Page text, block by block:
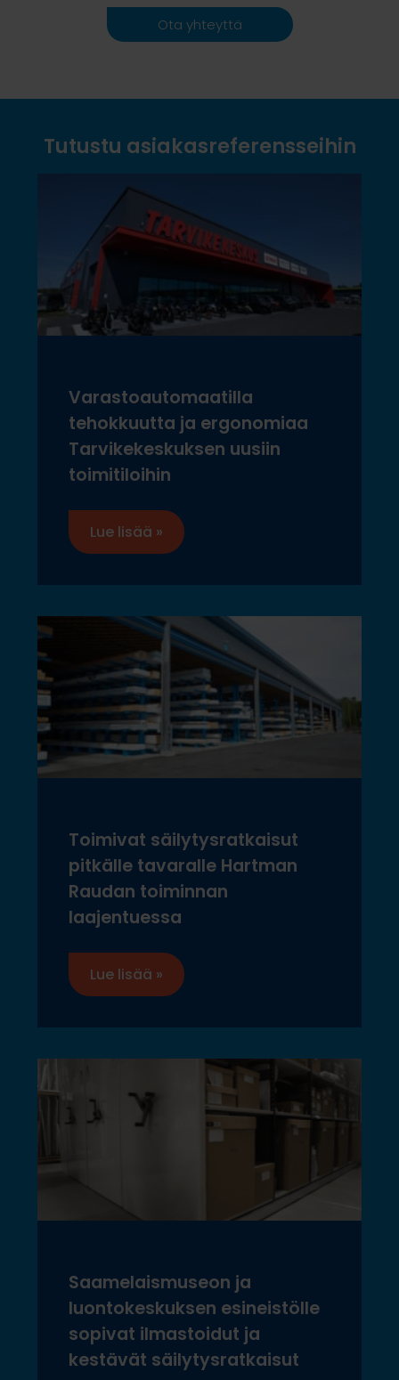
Ota yhteyttä
Tutustu asiakasreferensseihin
Varastoautomaatilla
tehokkuutta ja ergonomiaa
Tarvikekeskuksen uusiin
toimitiloihin
Lue lisää »
Toimivat säilytysratkaisut
pitkälle tavaralle Hartman
Raudan toiminnan
laajentuessa
Lue lisää »
Saamelaismuseon ja
luontokeskuksen esineistölle
sopivat ilmastoidut ja
kestävät säilytysratkaisut